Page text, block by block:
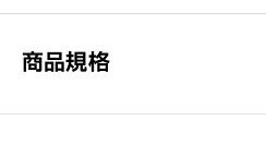
OWNDAYS | AIR 商品一覽
商品規格